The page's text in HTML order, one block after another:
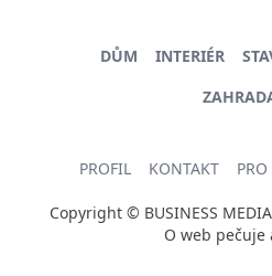
DŮM INTERIÉR
PROFIL KONTAKT
Copyright © BUSINESS